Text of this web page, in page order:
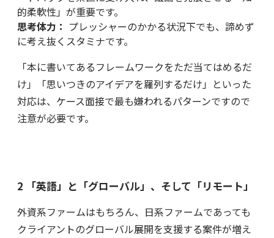
的柔軟性」が重要です。
思考体力： プレッシャーのかかる状況下でも、諦めず
に考え抜くスタミナです。
「本に書いてあるフレームワークをただ当てはめるだ
け」「思いつきのアイデアを羅列するだけ」といった
対応は、ケース面接で最も嫌われるパターンですので
注意が必要です。
2 「英語」と「グローバル」、そして「リモート」
外資系ファームはもちろん、日系ファームであっても
クライアントのグローバル展開を支援する案件が増え